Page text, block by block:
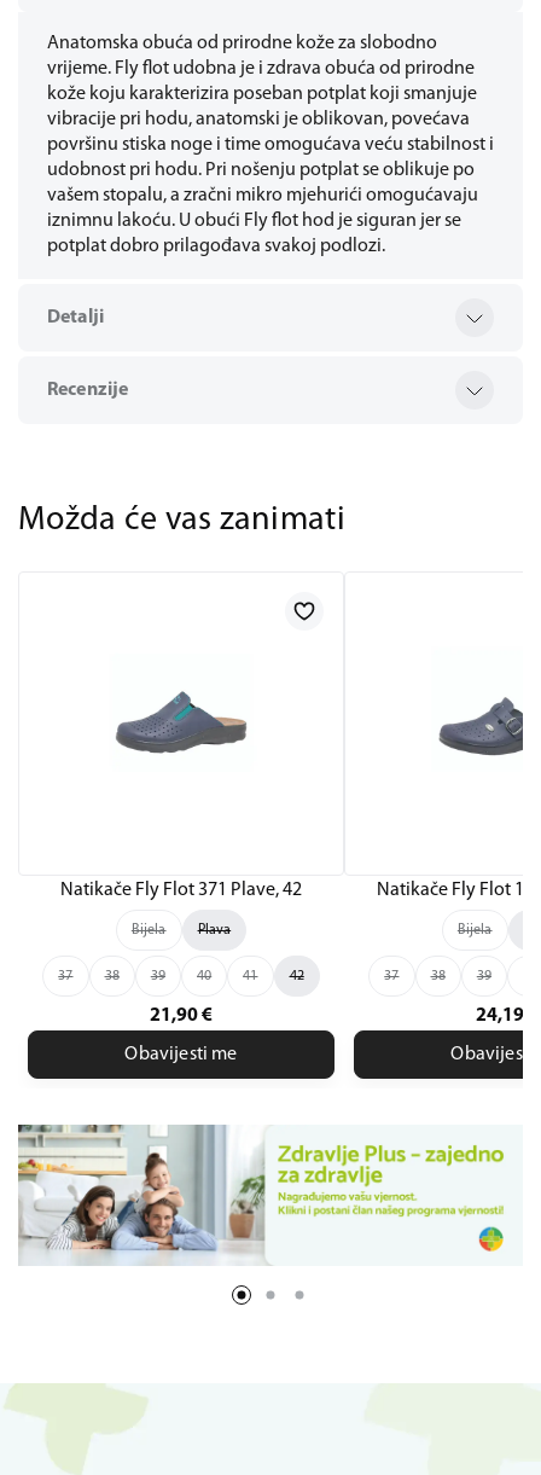
Anatomska obuća od prirodne kože za slobodno
vrijeme. Fly flot udobna je i zdrava obuća od prirodne
kože koju karakterizira poseban potplat koji smanjuje
vibracije pri hodu, anatomski je oblikovan, povećava
površinu stiska noge i time omogućava veću stabilnost i
udobnost pri hodu. Pri nošenju potplat se oblikuje po
vašem stopalu, a zračni mikro mjehurići omogućavaju
iznimnu lakoću. U obući Fly flot hod je siguran jer se
potplat dobro prilagođava svakoj podlozi.
Detalji
Recenzije
Možda će vas zanimati
Natikače Fly Flot 371 Plave, 42
Bijela Plava
37 38 39 40 41 42
21,90€
Obavijesti me
Natikače Fly Flot
Bijela
37 38 39
24,19
Obavijesti